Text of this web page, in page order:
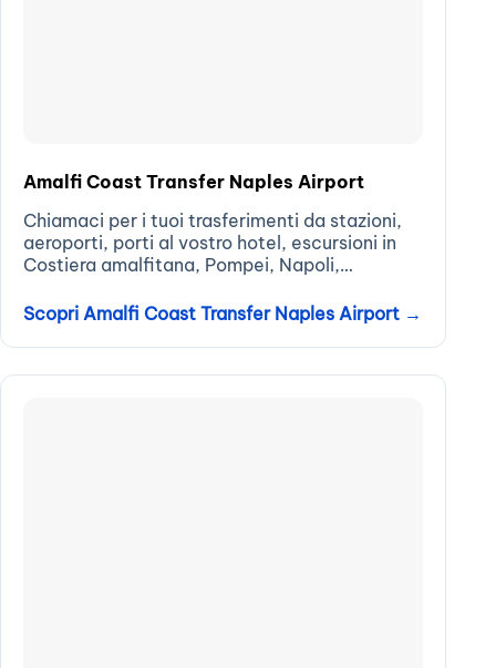
Amalfi Coast Transfer Naples Airport
Chiamaci per i tuoi trasferimenti da stazioni,
aeroporti, porti al vostro hotel, escursioni in
Costiera amalfitana, Pompei, Napoli,
Scopri Amalfi Coast Transfer Naples Airport →